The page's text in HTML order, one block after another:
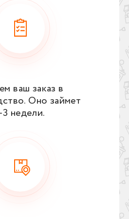
ваш заказ в
Оно займет
недели.